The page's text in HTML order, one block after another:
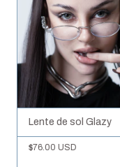
Lente de sol Glazy
$76.00 USD